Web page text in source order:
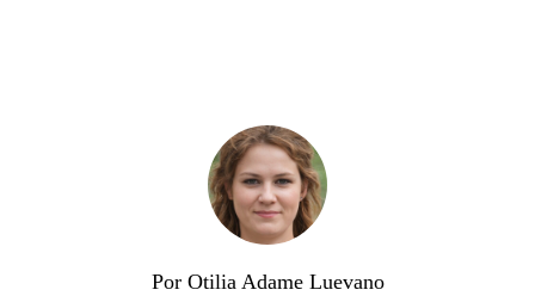
Por Otilia Adame Luevano